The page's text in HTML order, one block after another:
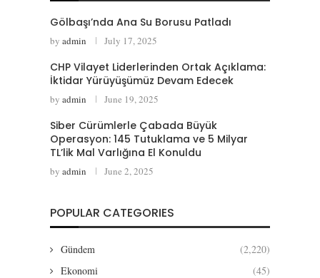
Gölbaşı’nda Ana Su Borusu Patladı
by admin July 17, 2025
CHP Vilayet Liderlerinden Ortak Açıklama:
İktidar Yürüyüşümüz Devam Edecek
by admin June 19, 2025
Siber Cürümlerle Çabada Büyük
Operasyon: 145 Tutuklama ve 5 Milyar
TL’lik Mal Varlığına El Konuldu
by admin June 2, 2025
POPULAR CATEGORIES
Gündem
(2,220)
Ekonomi
(45)